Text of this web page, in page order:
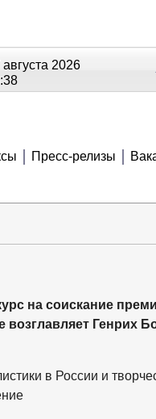
августа 2026
Пресс-релизы
на соискание
Генрих
в России и